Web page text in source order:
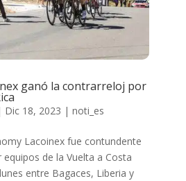
ganó la contrarreloj por
Dic 18, 2023 | noti_es
Lacoinex fue contundente
de la Vuelta a Costa
entre Bagaces, Liberia y